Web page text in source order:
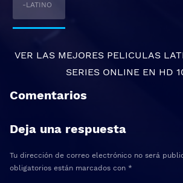
-LATINO
VER LAS MEJORES PELICULAS
SERIES ONLINE EN HD
Comentarios
Deja una respuesta
Tu dirección de correo electrónico no será
obligatorios están marcados con *